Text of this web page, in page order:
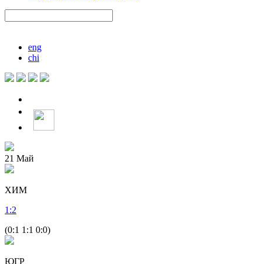
eng
chi
21 Май
ХИМ
1 :2
(0:1 1:1 0:0)
ЮГР